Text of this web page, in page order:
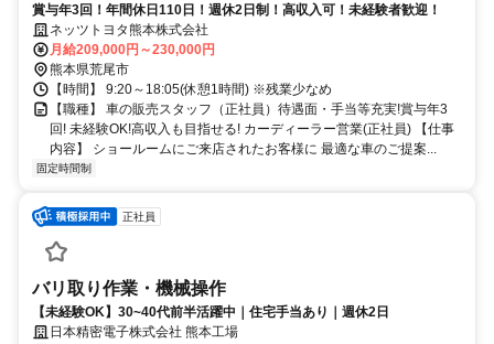
賞与年3回！年間休日110日！週休2日制！高収入可！未経験者歓迎！
ネッツトヨタ熊本株式会社
月給209,000円～230,000円
熊本県荒尾市
【時間】 9:20～18:05(休憩1時間) ※残業少なめ
【職種】 車の販売スタッフ（正社員）待遇面・手当等充実!賞与年3
回! 未経験OK!高収入も目指せる! カーディーラー営業(正社員) 【仕事
内容】 ショールームにご来店されたお客様に 最適な車のご提案...
固定時間制
正社員
バリ取り作業・機械操作
【未経験OK】30~40代前半活躍中｜住宅手当あり｜週休2日
日本精密電子株式会社 熊本工場